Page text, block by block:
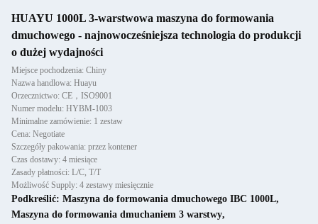
HUAYU 1000L 3-warstwowa maszyna do formowania
dmuchowego - najnowocześniejsza technologia do produkcji
o dużej wydajności
Miejsce pochodzenia: Chiny
Nazwa handlowa: Huayu
Orzecznictwo: CE，ISO9001
Numer modelu: HYBM-1003
Minimalne zamówienie: 1 zestaw
Cena: Negotiate
Szczegóły pakowania: przez kontener
Czas dostawy: 4 miesiące
Zasady płatności: L/C, T/T
Możliwość Supply: 4 zestawy miesięcznie
Podkreślić: Maszyna do formowania dmuchowego IBC 1000L,
Maszyna do formowania dmuchaniem 3 warstwy,